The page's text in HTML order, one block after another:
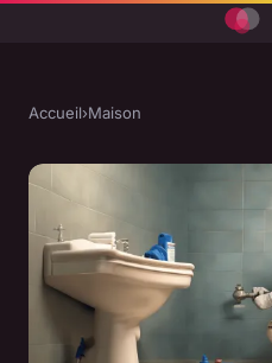
Accueil›Maison